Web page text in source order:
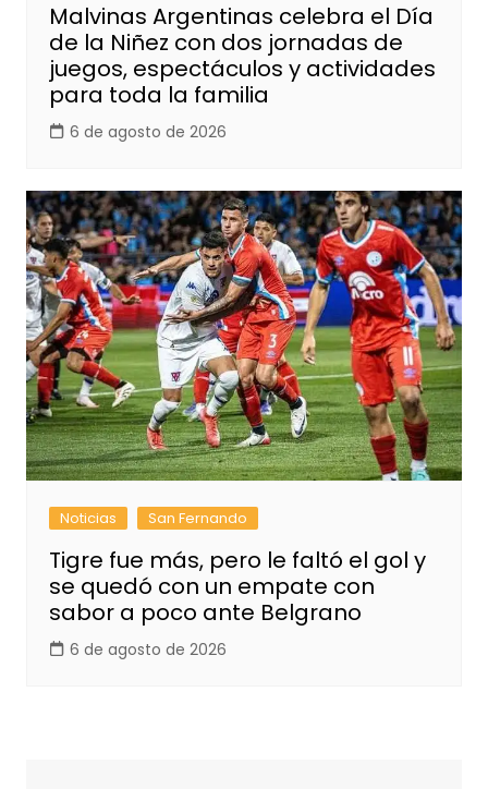
Malvinas Argentinas celebra el Día
de la Niñez con dos jornadas de
juegos, espectáculos y actividades
para toda la familia
6 de agosto de 2026
Noticias San Fernando
Tigre fue más, pero le faltó el gol y
se quedó con un empate con
sabor a poco ante Belgrano
6 de agosto de 2026